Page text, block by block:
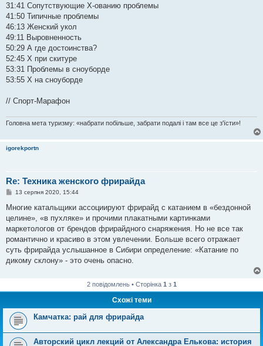
31:41 Сопутствующие Х-ованию проблемы
41:50 Типичные проблемы
46:13 Женский укол
49:11 Выровненность
50:29 А где достоинства?
52:45 Х при скитуре
53:31 Проблемы в сноуборде
53:55 Х на сноуборде
// Спорт-Марафон
Головна мета туризму: «набрати побільше, забрати подалі і там все це з'їсти»!
igorekportn
Re: Техника женского фрирайда
П
в
д
о
м
л
е
н
13 серпня 2020, 15:44
Многие катальщики ассоциируют фрирайд с катанием в «бездонной
целине», «в пухляке» и прочими плакатными картинками
маркетологов от брендов фрирайдного снаряжения. Но не все так
романтично и красиво в этом увлечении. Больше всего отражает
суть фрирайда услышанное в Сибири определение: «Катание по
дикому склону» - это очень опасно.
2 повідомлень • Сторінка 1 з 1
Схожі теми
Камчатка: рай для фрирайда
Авторский цикл лекций от Александра Елькова: история